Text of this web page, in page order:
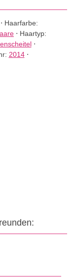
⋅ Haarfarbe:
⋅ Haartyp:
⋅
2014⋅